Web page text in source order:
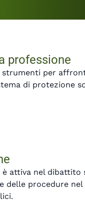
uno strumento
delle
stampa con le
Presidente Felice
Inarcassa
prossima fase
professione
strumenti per
di protezione
è attiva nel dibattito
delle procedure nel